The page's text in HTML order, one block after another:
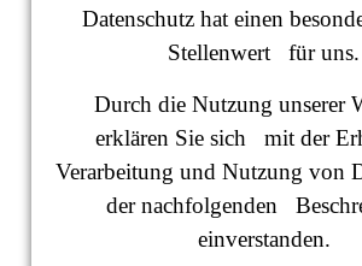
Datenschutz hat einen
Stellenwert für uns.
Durch die Nutzung unserer
erklären Sie sich mit der
Verarbeitung und Nutzung von
der nachfolgenden
einverstanden.